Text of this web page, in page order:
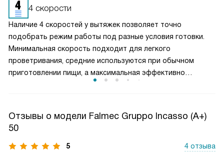
очищается более качественно. Угольные фильтры
необходимо часто заменять — примерно раз в три-
четыре месяца.
4 скорости
Наличие 4 скоростей у вытяжек позволяет точно
подобрать режим работы под разные условия готовки.
Минимальная скорость подходит для легкого
проветривания, средние используются при обычном
приготовлении пищи, а максимальная эффективно
может гибко управлять мощностью вытяжки, снижая
энергопотребление и продлевая срок службы двигателя,
сохраняя комфортную атмосферу на кухне.
Отзывы о модели Falmec Gruppo Incasso (A+)
50
5 4 отзыва